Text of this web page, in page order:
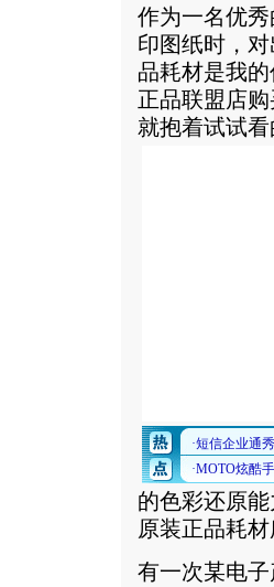
作为一名优
印图纸时，
品耗材是我
正品联盟店
就抱着试试看
的色彩还原
原装正品耗
有一次某电